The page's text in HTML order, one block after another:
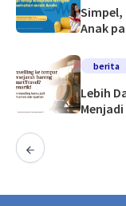
Simpel,
Anak
berita
Lebih